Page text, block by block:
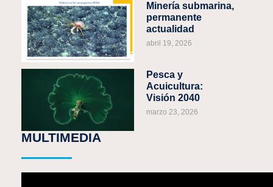
Minería submarina,
permanente
actualidad
abril 19, 2026
Pesca y
Acuicultura:
Visión 2040
marzo 23, 2026
MULTIMEDIA